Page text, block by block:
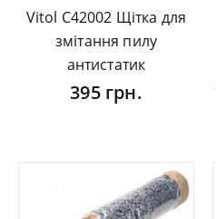
Vitol C42002 Щітка для
змітання пилу
антистатик
395 грн.